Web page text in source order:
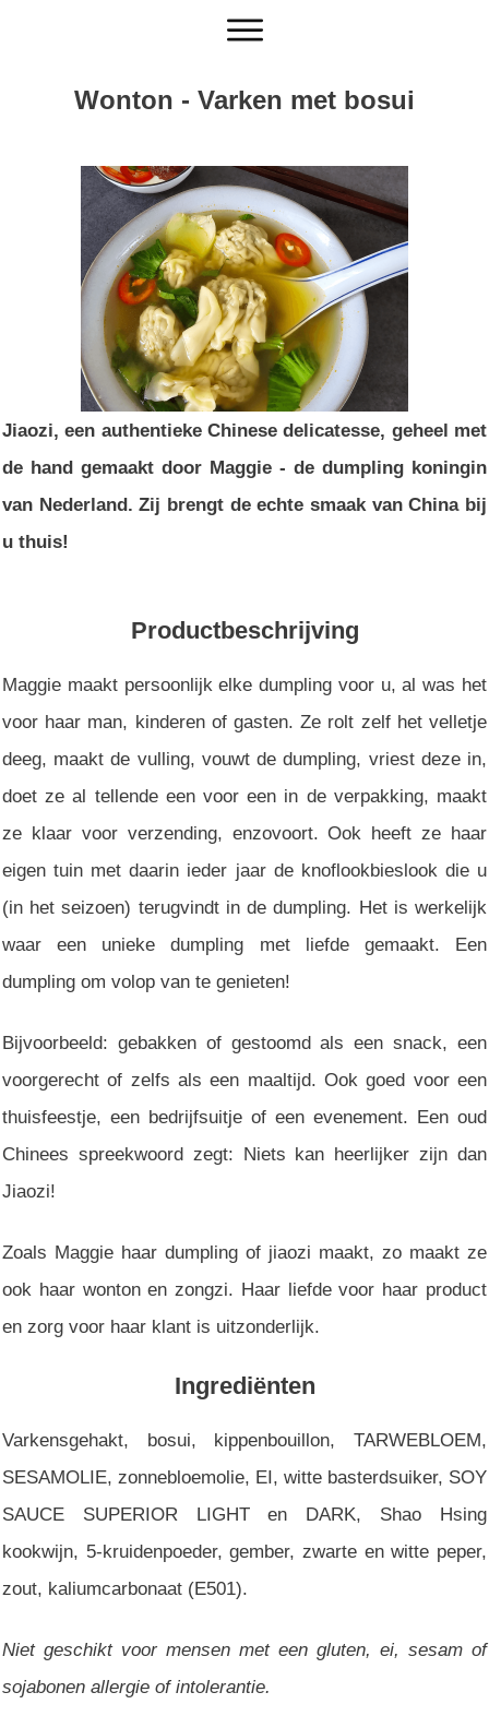
Wonton - Varken met bosui
Jiaozi, een authentieke Chinese delicatesse, geheel met
de hand gemaakt door Maggie - de dumpling koningin
van Nederland. Zij brengt de echte smaak van China bij
u thuis!
Productbeschrijving
Maggie maakt persoonlijk elke dumpling voor u, al was het
voor haar man, kinderen of gasten. Ze rolt zelf het velletje
deeg, maakt de vulling, vouwt de dumpling, vriest deze in,
doet ze al tellende een voor een in de verpakking, maakt
ze klaar voor verzending, enzovoort. Ook heeft ze haar
eigen tuin met daarin ieder jaar de knoflookbieslook die u
(in het seizoen) terugvindt in de dumpling. Het is werkelijk
waar een unieke dumpling met liefde gemaakt. Een
dumpling om volop van te genieten!
Bijvoorbeeld: gebakken of gestoomd als een snack, een
voorgerecht of zelfs als een maaltijd. Ook goed voor een
thuisfeestje, een bedrijfsuitje of een evenement. Een oud
Chinees spreekwoord zegt: Niets kan heerlijker zijn dan
Jiaozi!
Zoals Maggie haar dumpling of jiaozi maakt, zo maakt ze
ook haar wonton en zongzi. Haar liefde voor haar product
en zorg voor haar klant is uitzonderlijk.
Ingrediënten
Varkensgehakt, bosui, kippenbouillon, TARWEBLOEM,
SESAMOLIE, zonnebloemolie, EI, witte basterdsuiker, SOY
SAUCE SUPERIOR LIGHT en DARK, Shao Hsing
kookwijn, 5-kruidenpoeder, gember, zwarte en witte peper,
zout, kaliumcarbonaat (E501).
Niet geschikt voor mensen met een gluten, ei, sesam of
sojabonen allergie of intolerantie.